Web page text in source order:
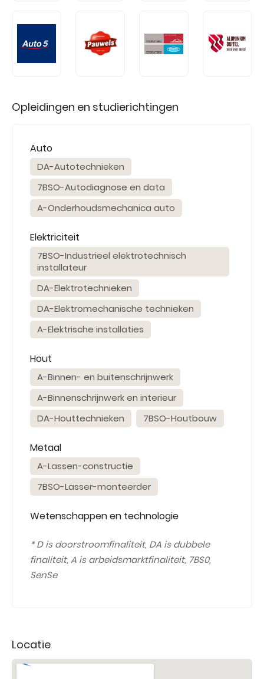
Opleidingen en studierichtingen
Auto
DA-Autotechnieken
7BSO-Autodiagnose en data
A-Onderhoudsmechanica auto
Elektriciteit
7BSO-Industrieel elektrotechnisch
installateur
DA-Elektrotechnieken
DA-Elektromechanische technieken
A-Elektrische installaties
Hout
A-Binnen- en buitenschrijnwerk
A-Binnenschrijnwerk en interieur
DA-Houttechnieken
7BSO-Houtbouw
Metaal
A-Lassen-constructie
7BSO-Lasser-monteerder
Wetenschappen en technologie
* D is doorstroomfinaliteit, DA is dubbele
finaliteit, A is arbeidsmarktfinaliteit, 7BS0,
SenSe
Locatie